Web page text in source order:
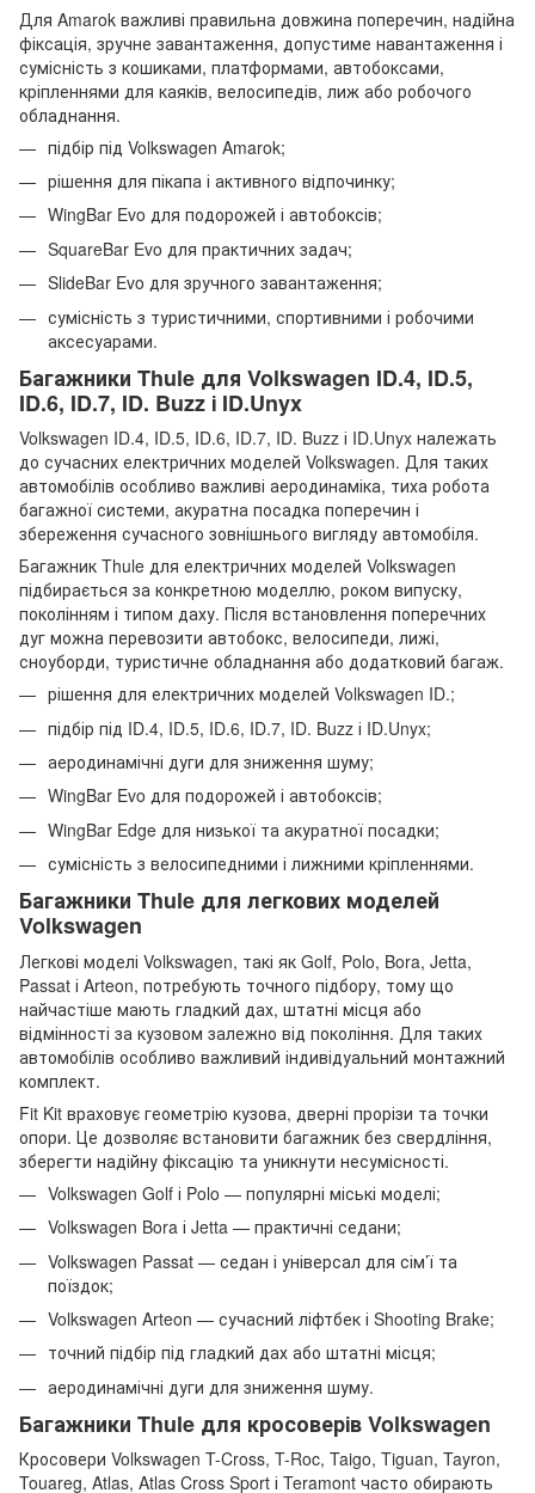
Для Amarok важливі правильна довжина поперечин, надійна
фіксація, зручне завантаження, допустиме навантаження і
сумісність з кошиками, платформами, автобоксами,
кріпленнями для каяків, велосипедів, лиж або робочого
обладнання.
підбір під Volkswagen Amarok;
рішення для пікапа і активного відпочинку;
WingBar Evo для подорожей і автобоксів;
SquareBar Evo для практичних задач;
SlideBar Evo для зручного завантаження;
сумісність з туристичними, спортивними і робочими
аксесуарами.
Багажники Thule для Volkswagen ID.4, ID.5,
ID.6, ID.7, ID. Buzz і ID.Unyx
Volkswagen ID.4, ID.5, ID.6, ID.7, ID. Buzz і ID.Unyx належать
до сучасних електричних моделей Volkswagen. Для таких
автомобілів особливо важливі аеродинаміка, тиха робота
багажної системи, акуратна посадка поперечин і
збереження сучасного зовнішнього вигляду автомобіля.
Багажник Thule для електричних моделей Volkswagen
підбирається за конкретною моделлю, роком випуску,
поколінням і типом даху. Після встановлення поперечних
дуг можна перевозити автобокс, велосипеди, лижі,
сноуборди, туристичне обладнання або додатковий багаж.
рішення для електричних моделей Volkswagen ID.;
підбір під ID.4, ID.5, ID.6, ID.7, ID. Buzz і ID.Unyx;
аеродинамічні дуги для зниження шуму;
WingBar Evo для подорожей і автобоксів;
WingBar Edge для низької та акуратної посадки;
сумісність з велосипедними і лижними кріпленнями.
Багажники Thule для легкових моделей
Volkswagen
Легкові моделі Volkswagen, такі як Golf, Polo, Bora, Jetta,
Passat і Arteon, потребують точного підбору, тому що
найчастіше мають гладкий дах, штатні місця або
відмінності за кузовом залежно від покоління. Для таких
автомобілів особливо важливий індивідуальний монтажний
комплект.
Fit Kit враховує геометрію кузова, дверні прорізи та точки
опори. Це дозволяє встановити багажник без свердління,
зберегти надійну фіксацію та уникнути несумісності.
Volkswagen Golf і Polo — популярні міські моделі;
Volkswagen Bora і Jetta — практичні седани;
Volkswagen Passat — седан і універсал для сім’ї та
поїздок;
Volkswagen Arteon — сучасний ліфтбек і Shooting Brake;
точний підбір під гладкий дах або штатні місця;
аеродинамічні дуги для зниження шуму.
Багажники Thule для кросоверів Volkswagen
Кросовери Volkswagen T-Cross, T-Roc, Taigo, Tiguan, Tayron,
Touareg, Atlas, Atlas Cross Sport і Teramont часто обирають